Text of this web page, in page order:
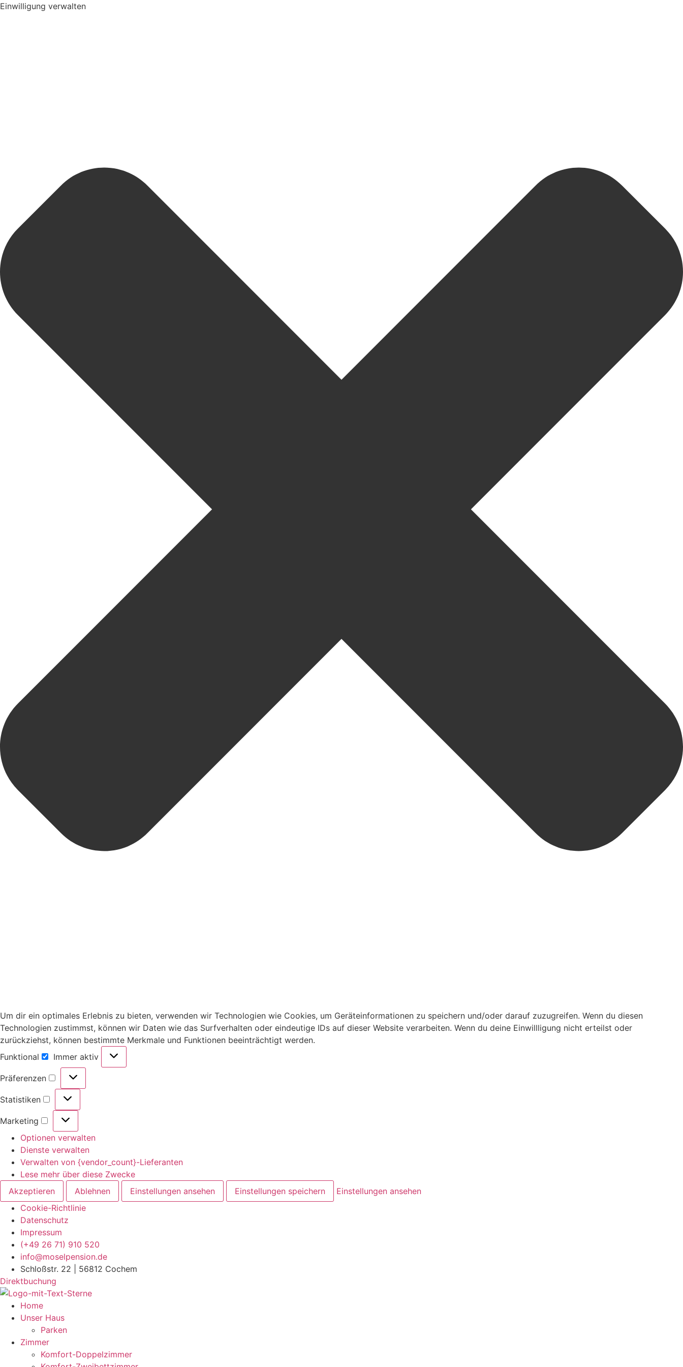
Einwilligung verwalten
Um dir ein optimales Erlebnis zu bieten, verwenden wir Technologien wie Cookies, um Geräteinformationen zu speichern und/oder darauf zuzugreifen. Wenn du diesen
Technologien zustimmst, können wir Daten wie das Surfverhalten oder eindeutige IDs auf dieser Website verarbeiten. Wenn du deine Einwillligung nicht erteilst oder
zurückziehst, können bestimmte Merkmale und Funktionen beeinträchtigt werden.
Funktional
Funktional
Immer aktiv
Präferenzen
Präferenzen
Statistiken
Statistiken
Marketing
Marketing
Optionen verwalten
Dienste verwalten
Verwalten von {vendor_count}-Lieferanten
Lese mehr über diese Zwecke
Akzeptieren
Ablehnen Einstellungen ansehen Einstellungen speichern
Einstellungen ansehen
Cookie-Richtlinie
Datenschutz
Impressum
Zum
Inhalt
springen
(+49 26 71) 910 520
info@moselpension.de
Schloßstr. 22 | 56812 Cochem
Direktbuchung
Home
Unser Haus
Parken
Zimmer
Komfort-Doppelzimmer